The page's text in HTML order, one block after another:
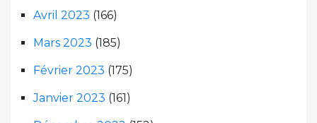
Avril 2023 (166)
Mars 2023 (185)
Février 2023 (175)
Janvier 2023 (161)